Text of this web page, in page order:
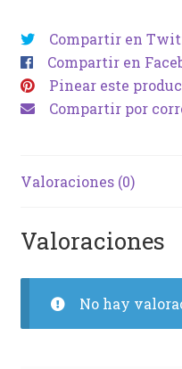
Compartir en
Compartir en
Pinear este
Compartir por
Valoraciones (0)
Valoraciones
No hay